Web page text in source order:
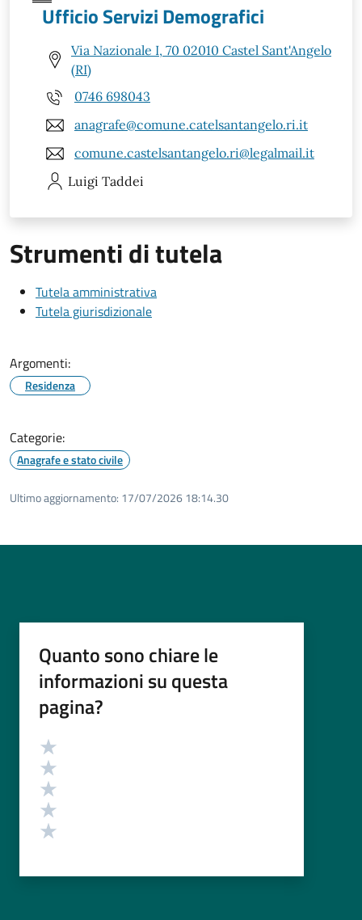
Ufficio Servizi Demografici
Via Nazionale I, 70 02010 Castel Sant'Angelo
(RI)
0746 698043
anagrafe@comune.catelsantangelo.ri.it
comune.castelsantangelo.ri@legalmail.it
Luigi Taddei
Strumenti di tutela
Tutela amministrativa
Tutela giurisdizionale
Argomenti:
Residenza
Categorie:
Anagrafe e stato civile
Ultimo aggiornamento: 17/07/2026 18:14.30
Quanto sono chiare le
informazioni su questa
pagina?
Valutazione